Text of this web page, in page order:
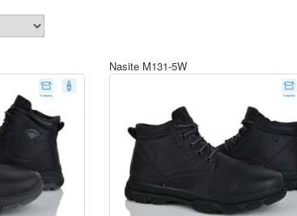
Nasite M131-5W